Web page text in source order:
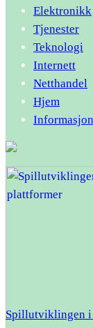
Elektronikk
Tjenester
Teknologi
Internett
Netthandel
Hjem
Informasjon
Spillutviklingen i